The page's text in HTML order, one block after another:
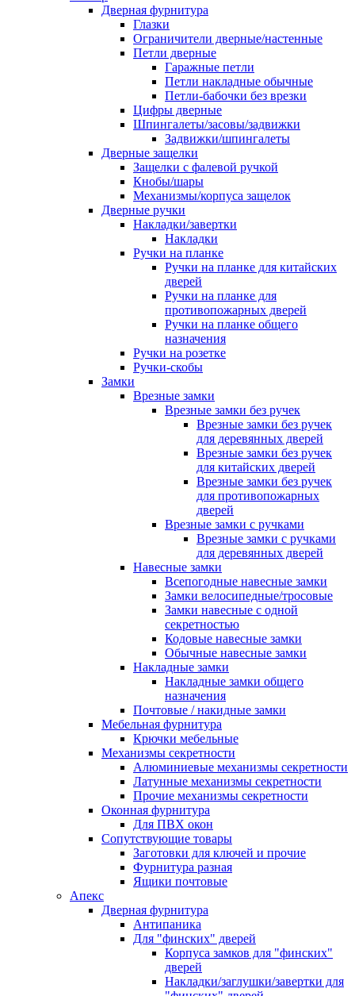
Дверная фурнитура
Глазки
Ограничители дверные/настенные
Петли дверные
Гаражные петли
Петли накладные обычные
Петли-бабочки без врезки
Цифры дверные
Шпингалеты/засовы/задвижки
Задвижки/шпингалеты
Дверные защелки
Защелки с фалевой ручкой
Кнобы/шары
Механизмы/корпуса защелок
Дверные ручки
Накладки/завертки
Накладки
Ручки на планке
Ручки на планке для китайских
дверей
Ручки на планке для
противопожарных дверей
Ручки на планке общего
назначения
Ручки на розетке
Ручки-скобы
Замки
Врезные замки
Врезные замки без ручек
Врезные замки без ручек
для деревянных дверей
Врезные замки без ручек
для китайских дверей
Врезные замки без ручек
для противопожарных
дверей
Врезные замки с ручками
Врезные замки с ручками
для деревянных дверей
Навесные замки
Всепогодные навесные замки
Замки велосипедные/тросовые
Замки навесные с одной
секретностью
Кодовые навесные замки
Обычные навесные замки
Накладные замки
Накладные замки общего
назначения
Почтовые / накидные замки
Мебельная фурнитура
Крючки мебельные
Механизмы секретности
Алюминиевые механизмы секретности
Латунные механизмы секретности
Прочие механизмы секретности
Оконная фурнитура
Для ПВХ окон
Сопутствующие товары
Заготовки для ключей и прочие
Фурнитура разная
Ящики почтовые
Апекс
Дверная фурнитура
Антипаника
Для "финских" дверей
Корпуса замков для "финских"
дверей
Накладки/заглушки/завертки для